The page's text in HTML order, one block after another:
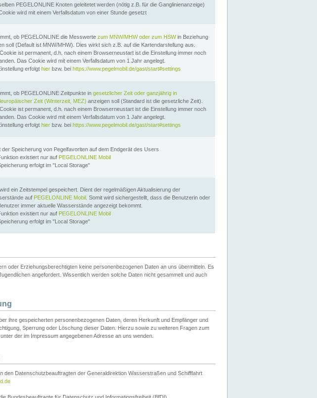
PEGELONLINE Knoten geleitetet werden (nötig z.B. für die Ganglinienanzeige)
wird mit einem Verfallsdatum von einer Stunde gesetzt
ob PEGELONLINE die Messwerte zum MNW/MHW oder zum HSWin Beziehung
soll (Default ist MNW/MHW). Dies wirkt sich z.B. auf die Kartendarstellung aus.
ist permanent, d.h. nach einem Browserneustart ist die Einstellung immer noch
Das Cookie wird mit einem Verfallsdatum von 1 Jahr angelegt.
erfolgt hier bzw. bei https://www.pegelmobil.de/gast/start#settings
ob PEGELONLINE Zeitpunkte in gesetzlicher Zeit oder ganzjährig in
Zeit (Winterzeit, MEZ) anzeigen soll (Standard ist die gesetzliche Zeit).
ist permanent, d.h. nach einem Browserneustart ist die Einstellung immer noch
Das Cookie wird mit einem Verfallsdatum von 1 Jahr angelegt.
erfolgt hier bzw. bei https://www.pegelmobil.de/gast/start#settings
der Speicherung von Pegelfavoriten auf dem Endgerät des Users
existiert nur auf PEGELONLINE Mobil
erfolgt im "Local Storage"
ein Zeitstempel gespeichert. Dient der regelmäßigen Aktualisierung der
auf PEGELONLINE Mobil . Somit wird sichergestellt, dass die Benutzerin oder
immer aktuelle Wasserstände angezeigt bekommt.
existiert nur auf PEGELONLINE Mobil
erfolgt im "Local Storage"
oder Erziehungsberechtigten keine personenbezogenen Daten an uns übermitteln. Es
angefordert. Wissentlich werden solche Daten nicht gesammelt und auch
ihre gespeicherten personenbezogenen Daten, deren Herkunft und Empfänger und
Sperrung oder Löschung dieser Daten. Hierzu sowie zu weiteren Fragen zum
der im Impressum angegebenen Adresse an uns wenden.
den Datenschutzbeauftragten der Generaldirektion Wasserstraßen und Schifffahrt